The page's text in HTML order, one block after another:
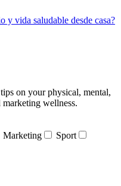
y vida saludable desde casa?
on your physical, mental,
wellness.
Marketing
Sport